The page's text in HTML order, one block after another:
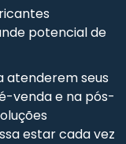
potencial de
atenderem seus
venda e na pós-
estar cada vez